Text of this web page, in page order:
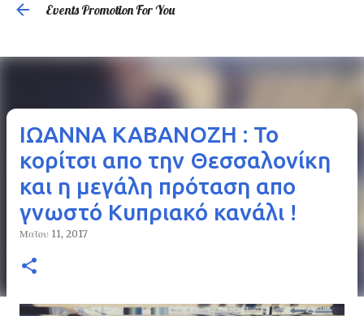
Events Promotion For You
ΙΩΑΝΝΑ ΚΑΒΑΝΟΖΗ : Το
κορίτσι απο την Θεσσαλονίκη
και η μεγάλη πρόταση απο
γνωστό Κυπριακό κανάλι !
Μαΐου 11, 2017